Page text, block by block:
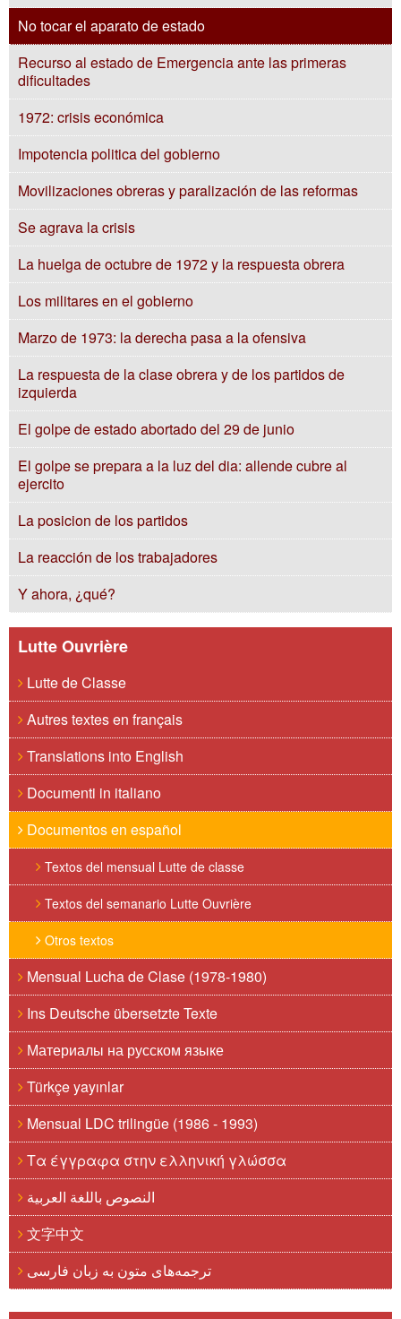
No tocar el aparato de estado
Recurso al estado de Emergencia ante las primeras
dificultades
1972: crisis económica
Impotencia politica del gobierno
Movilizaciones obreras y paralización de las reformas
Se agrava la crisis
La huelga de octubre de 1972 y la respuesta obrera
Los militares en el gobierno
Marzo de 1973: la derecha pasa a la ofensiva
La respuesta de la clase obrera y de los partidos de
izquierda
El golpe de estado abortado del 29 de junio
El golpe se prepara a la luz del dia: allende cubre al
ejercito
La posicion de los partidos
La reacción de los trabajadores
Y ahora, ¿qué?
Lutte Ouvrière
Lutte de Classe
Autres textes en français
Translations into English
Documenti in italiano
Documentos en español
Textos del mensual Lutte de classe
Textos del semanario Lutte Ouvrière
Otros textos
Mensual Lucha de Clase (1978-1980)
Ins Deutsche übersetzte Texte
Материалы на русском языке
Türkçe yayınlar
Mensual LDC trilingüe (1986 - 1993)
Τα έγγραφα στην ελληνική γλώσσα
النصوص باللغة العربية
文字中文
ترجمه‌های متون به زبان فارسی